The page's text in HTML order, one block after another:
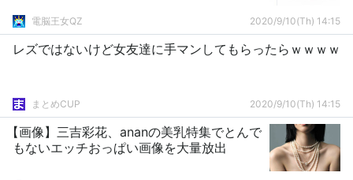
電脳王女QZ 2020/9/10(Th) 14:15
レズではないけど女友達に手マンしてもらったらｗｗｗｗ
まとめCUP 2020/9/10(Th) 14:15
【画像】三吉彩花、ananの美乳特集でとんで
もないエッチおっぱい画像を大量放出